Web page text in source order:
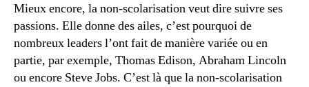
Mieux encore, la non-scolarisation veut dire suivre ses
passions. Elle donne des ailes, c’est pourquoi de
nombreux leaders l’ont fait de manière variée ou en
partie, par exemple, Thomas Edison, Abraham Lincoln
ou encore Steve Jobs. C’est là que la non-scolarisation